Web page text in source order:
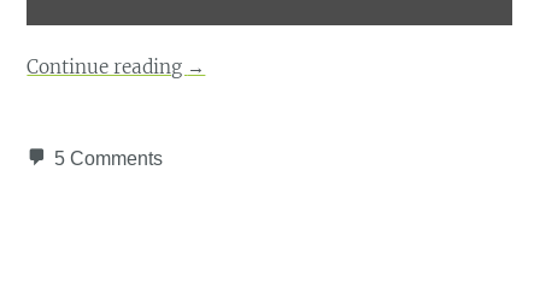
Continue reading →
5 Comments